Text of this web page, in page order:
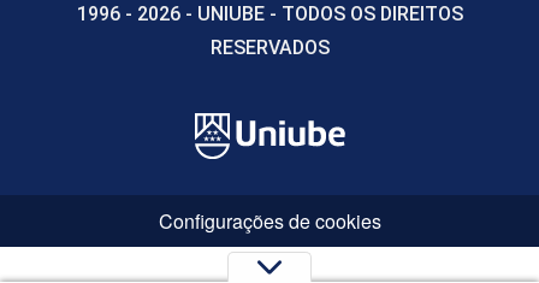
1996 - 2026 - UNIUBE - TODOS OS DIREITOS
RESERVADOS
Configurações de cookies